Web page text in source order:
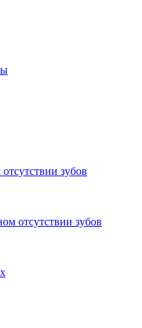
зубов
отсутствии зубов